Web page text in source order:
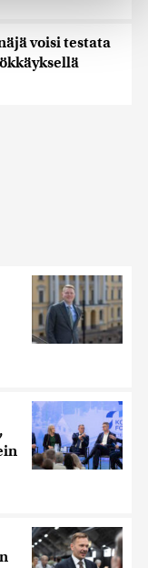
ja mainosten
Lisäksi
ja analytiikka-
käytät
heille tai joita on
Tietoja
voisi testata